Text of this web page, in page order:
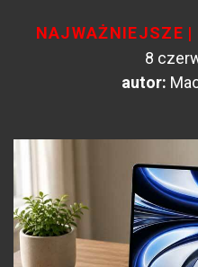
NAJWAŻNIEJSZE |
8
autor: